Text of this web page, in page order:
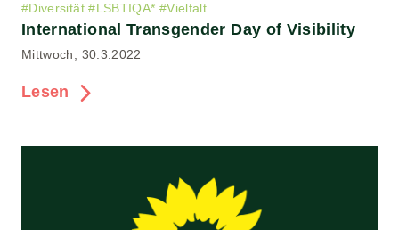
#Diversität #LSBTIQA* #Vielfalt
International Transgender Day of Visibility
Mittwoch, 30.3.2022
Lesen